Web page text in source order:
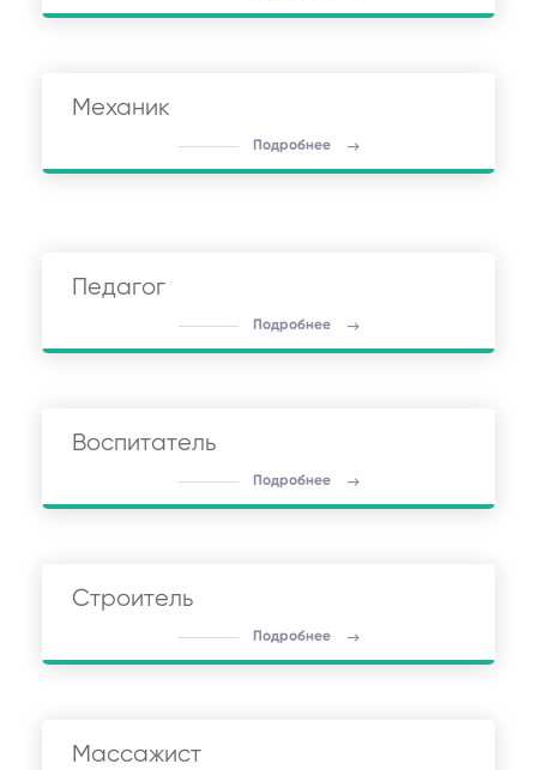
Механик
Подробнее
Педагог
Подробнее
Воспитатель
Подробнее
Строитель
Подробнее
Массажист